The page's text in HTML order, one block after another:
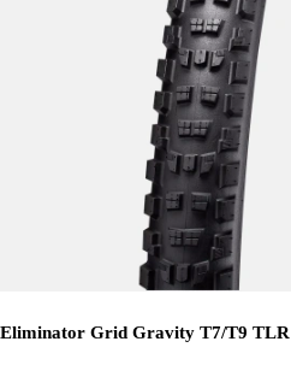
Eliminator Grid Gravity T7/T9 TLR